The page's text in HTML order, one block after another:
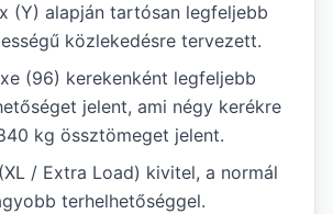
(Y) alapján tartósan legfeljebb
közlekedésre tervezett.
(96) kerekenként legfeljebb
jelent, ami négy kerékre
kg össztömeget jelent.
/ Extra Load) kivitel, a normál
terhelhetőséggel.